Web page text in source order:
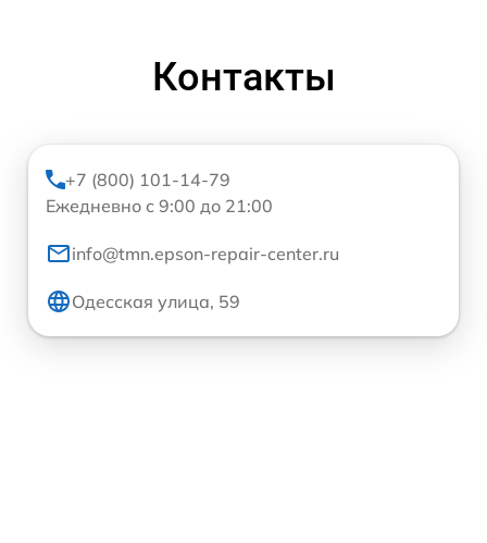
Контакты
+7 (800) 101-14-79
Ежедневно с 9:00 до 21:00
info@tmn.epson-repair-center.ru
Одесская улица, 59